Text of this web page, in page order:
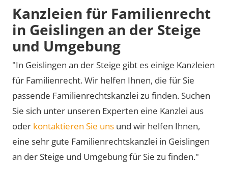
Kanzleien für Familienrecht
in Geislingen an der Steige
und Umgebung
"In Geislingen an der Steige gibt es einige Kanzleien
für Familienrecht. Wir helfen Ihnen, die für Sie
passende Familienrechtskanzlei zu finden. Suchen
Sie sich unter unseren Experten eine Kanzlei aus
oder kontaktieren Sie uns und wir helfen Ihnen,
eine sehr gute Familienrechtskanzlei in Geislingen
an der Steige und Umgebung für Sie zu finden."